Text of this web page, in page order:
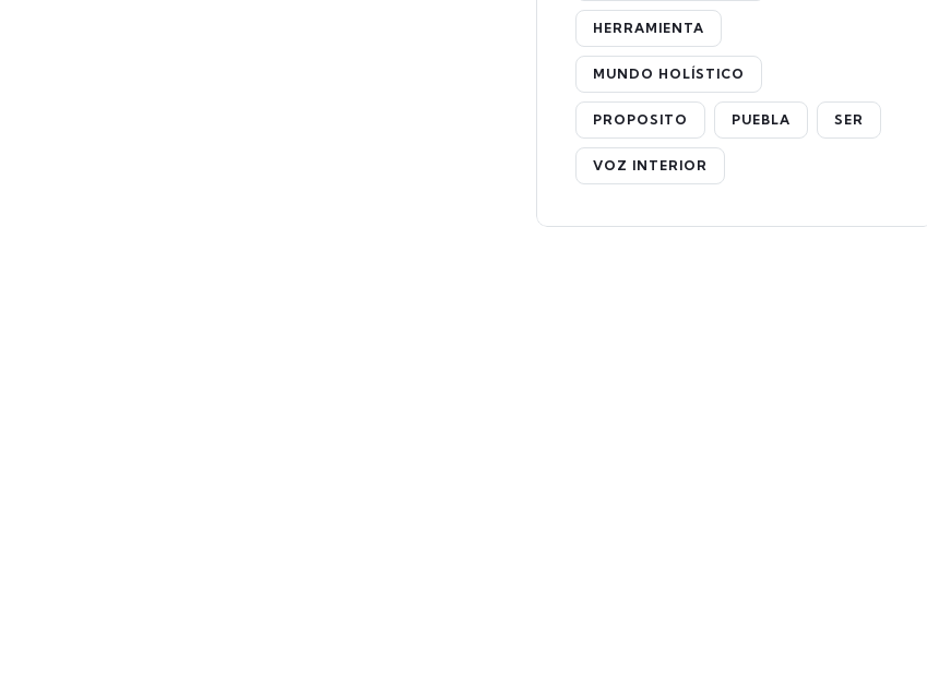
HERRAMIENTA
MUNDO HOLÍSTICO
PROPOSITO PUEBLA SER
VOZ INTERIOR